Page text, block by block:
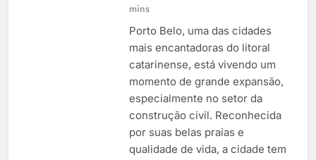
mins
Porto Belo, uma das cidades
mais encantadoras do litoral
catarinense, está vivendo um
momento de grande expansão,
especialmente no setor da
construção civil. Reconhecida
por suas belas praias e
qualidade de vida, a cidade tem